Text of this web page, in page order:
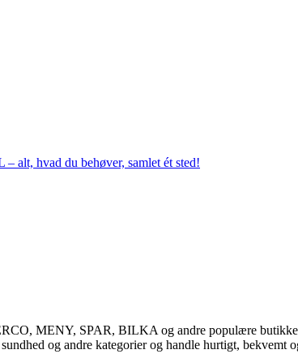
alt, hvad du behøver, samlet ét sted!
MENY, SPAR, BILKA og andre populære
og andre kategorier og handle hurtigt, bekvemt